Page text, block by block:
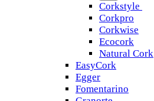
Corkstyle
Corkpro
Corkwise
Ecocork
Natural Cork
EasyCork
Egger
Fomentarino